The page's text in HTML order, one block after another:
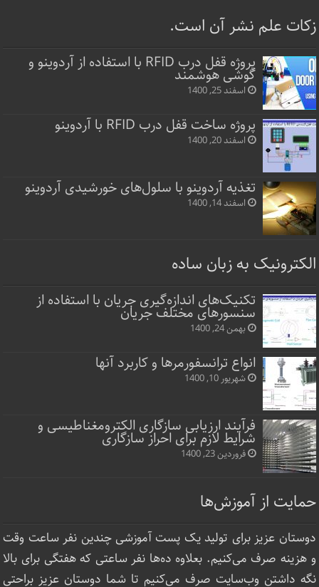
زکات علم نشر آن است.
پروژه قفل‌ درب RFID با استفاده از آردوینو و
گوشی هوشمند
اسفند 25, 1400
پروژه ساخت قفل‌ درب RFID با آردوینو
اسفند 20, 1400
تغذیه آردوینو با سلول‌های خورشیدی آردوینو
اسفند 14, 1400
الکترونیک به زبان ساده
تکنیک‌های اندازه‌گیری جریان با استفاده از
سنسورهای مختلف جریان
بهمن 24, 1400
انواع ترانسفورمرها و کاربرد آنها
شهریور 10, 1400
فرآیند ارزیابی سازگاری الکترومغناطیسی و
شرایط لازم برای احراز سازگاری
فروردین 23, 1400
حمایت از آموزش‌ها
دوستان عزیز برای تولید یک پست آموزشی چندین نفر ساعت‌ وقت
و هزینه صرف می‌کنیم. بعلاوه ده‌ها نفر ساعتی که هفتگی برای بالا
نگه داشتن وب‌سایت صرف ‌می‌کنیم تا شما دوستان عزیز براحتی